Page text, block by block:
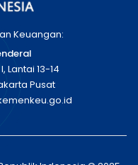
Keuangan:
Lantai 13-14
Pusat